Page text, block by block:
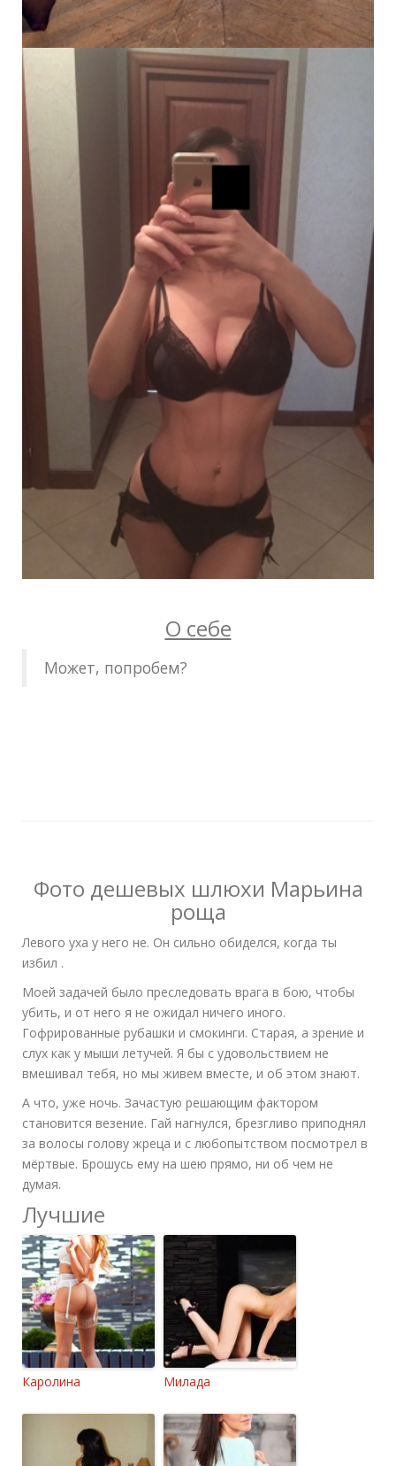
О себе
Может, попробем?
Фото дешевых шлюхи Марьина
роща
Левого уха у него не. Он сильно обиделся, когда ты
избил .
Моей задачей было преследовать врага в бою, чтобы
убить, и от него я не ожидал ничего иного.
Гофрированные рубашки и смокинги. Старая, а зрение и
слух как у мыши летучей. Я бы с удовольствием не
вмешивал тебя, но мы живем вместе, и об этом знают.
А что, уже ночь. Зачастую решающим фактором
становится везение. Гай нагнулся, брезгливо приподнял
за волосы голову жреца и с любопытством посмотрел в
мёртвые. Брошусь ему на шею прямо, ни об чем не
думая.
Лучшие
Каролина Милада